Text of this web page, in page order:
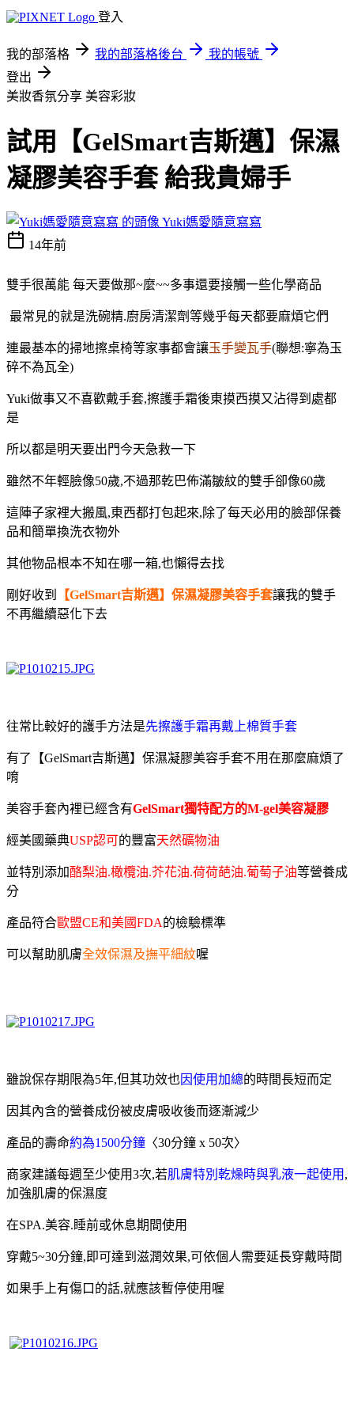
登入
我的部落格 我的部落格後台
我的帳號
登出
美妝香氛分享 美容彩妝
試用【GelSmart吉斯邁】保濕
凝膠美容手套 給我貴婦手
Yuki媽愛隨意寫寫
14年前
雙手很萬能 每天要做那~麼~~多事還要接觸一些化學商品
最常見的就是洗碗精.廚房清潔劑等幾乎每天都要麻煩它們
連最基本的掃地擦桌椅等家事都會讓玉手變瓦手(聯想:寧為玉
碎不為瓦全)
Yuki做事又不喜歡戴手套,擦護手霜後東摸西摸又沾得到處都
是
所以都是明天要出門今天急救一下
雖然不年輕臉像50歲,不過那乾巴佈滿皺紋的雙手卻像60歲
這陣子家裡大搬風,東西都打包起來,除了每天必用的臉部保養
品和簡單換洗衣物外
其他物品根本不知在哪一箱,也懶得去找
剛好收到 【GelSmart吉斯邁】保濕凝膠美容手套讓我的雙手
不再繼續惡化下去
往常比較好的護手方法是先擦護手霜再戴上棉質手套
有了【GelSmart吉斯邁】保濕凝膠美容手套不用在那麼麻煩了
唷
美容手套內裡已經含有GelSmart獨特配方的M-gel美容凝膠
經美國藥典USP認可的豐富天然礦物油
並特別添加酪梨油.橄欖油.芥花油.荷荷葩油.葡萄子油等營養成
分
產品符合歐盟CE和美國FDA的檢驗標準
可以幫助肌膚全效保濕及撫平細紋喔
雖說保存期限為5年,但其功效也因使用加總的時間長短而定
因其內含的營養成份被皮膚吸收後而逐漸減少
產品的壽命約為1500分鐘 〈30分鐘 x 50次〉
商家建議每週至少使用3次,若肌膚特別乾燥時與乳液一起使用 ,
加強肌膚的保濕度
在SPA.美容.睡前或休息期間使用
穿戴5~30分鐘,即可達到滋潤效果,可依個人需要延長穿戴時間
如果手上有傷口的話,就應該暫停使用喔